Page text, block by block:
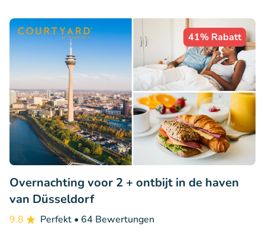
41% Rabatt
Overnachting voor 2 + ontbijt in de haven
van Düsseldorf
9.8 Perfekt • 64 Bewertungen